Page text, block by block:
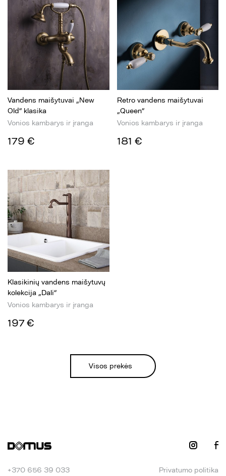
Vandens maišytuvai „New
Old“ klasika
Vonios kambarys ir įranga
179 €
Retro vandens maišytuvai
„Queen“
Vonios kambarys ir įranga
181 €
Klasikinių vandens maišytuvų
kolekcija „Dali“
Vonios kambarys ir įranga
197 €
Visos prekės
+370 656 39 033 Privatumo politika